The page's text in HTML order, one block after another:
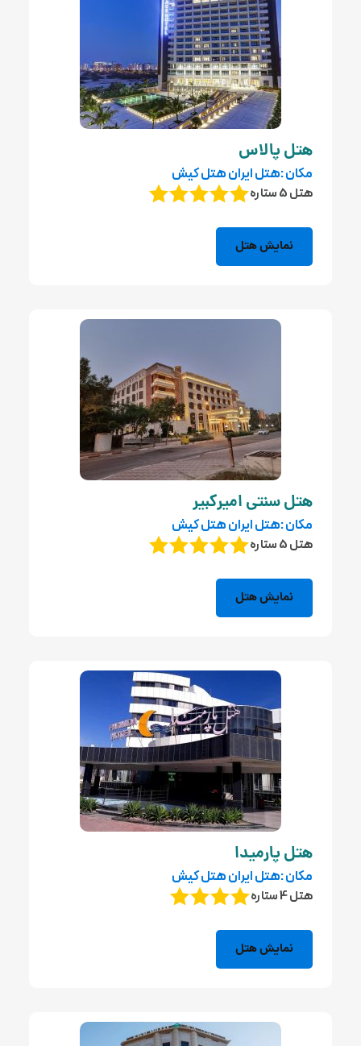
هتل پالاس
مکان :هتل ایران هتل کیش
هتل 5 ستاره
نمایش هتل
هتل سنتی امیرکبیر
مکان :هتل ایران هتل کیش
هتل 5 ستاره
نمایش هتل
هتل پارمیدا
مکان :هتل ایران هتل کیش
هتل 4 ستاره
نمایش هتل